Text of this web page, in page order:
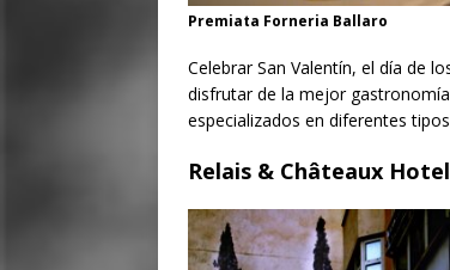
Premiata Forneria Ballaro
Celebrar San Valentín, el día de
disfrutar de la mejor
especializados en diferentes
Relais & Châteaux